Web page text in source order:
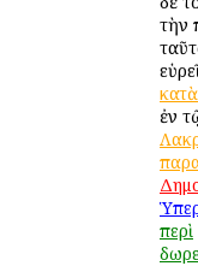
τὴν
κατὰ
ἐν
περὶ